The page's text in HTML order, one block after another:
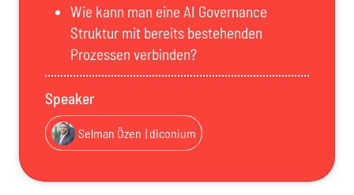
Wie kann man eine AI Governance
Struktur mit bereits bestehenden
Prozessen verbinden?
Speaker
Selman Özen | diconium